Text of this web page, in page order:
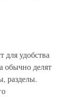
для удобства
обычно делят
разделы.